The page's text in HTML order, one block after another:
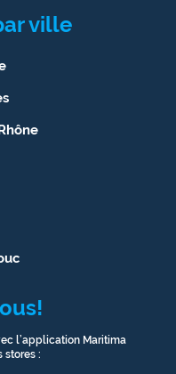
ville
l’application Maritima
stores :